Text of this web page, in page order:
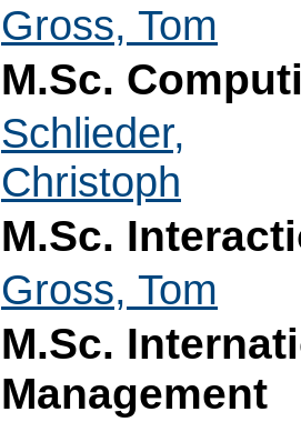
Gross, Tom
M.Sc.
Schlieder,
Christoph
M.Sc.
Gross, Tom
M.Sc.
Management